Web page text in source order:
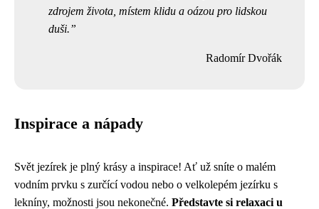
zdrojem života, místem klidu a oázou pro lidskou
duši.
Radomír Dvořák
Inspirace a nápady
Svět jezírek je plný krásy a inspirace! Ať už sníte o malém
vodním prvku s zurčící vodou nebo o velkolepém jezírku s
lekníny, možnosti jsou nekonečné. Představte si relaxaci u